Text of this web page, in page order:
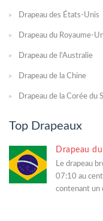
Drapeau des États-Unis
Drapeau du Royaume-
Drapeau de l'Australie
Drapeau de la Chine
Drapeau de la Corée du
Top Drapeaux
Drapeau du
Le drapeau
07:10 au
contenant un